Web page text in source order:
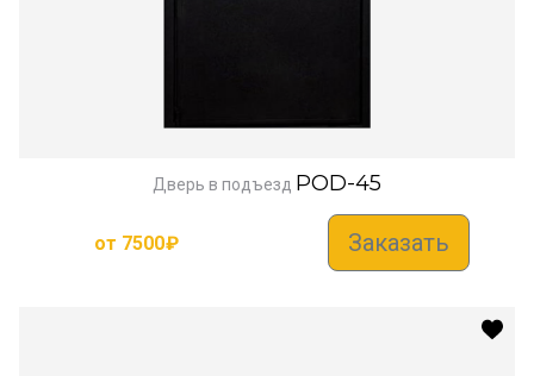
Дверь в подъезд POD-45
от 7500₽ Заказать